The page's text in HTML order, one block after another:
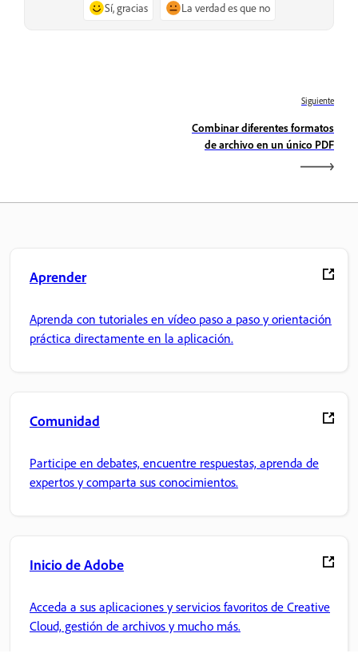
Sí, gracias La verdad es que no
Siguiente
Combinar diferentes formatos
de archivo en un único PDF
Aprender
Aprenda con tutoriales en vídeo paso a paso y orientación
práctica directamente en la aplicación.
Comunidad
Participe en debates, encuentre respuestas, aprenda de
expertos y comparta sus conocimientos.
Inicio de Adobe
Acceda a sus aplicaciones y servicios favoritos de Creative
Cloud, gestión de archivos y mucho más.